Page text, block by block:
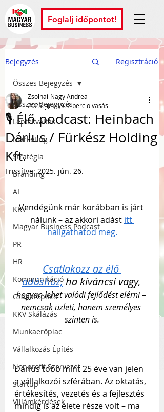
Foglalj időpontot!
Bejegyzés Regisztráció
Összes Bejegyzés
Léptékváltás
Marketing
Stratégia
Branding
AI
KKV
Magyar Business Podcast
PR
HR
Kommunikáció
Csapatépítés
KKV Skálázás
Munkaerőpiac
Vállalkozás Építés
Nonprofit Szervezet
Startup
Villámkérdések
Összes Bejegyzés
🎙️ Élő podcast: Heinbach
Dárius / Fürkész Holding
Kft.
Zsolnai-Nagy Andrea
2025. jún. 19.2 perc olvasás
Frissítve:2025. jún. 26.
Vendégünk már korábban is járt
nálunk – az akkori adást itt
hallgathatod meg.
Csatlakozz az élő
adáshoz, ha kíváncsi vagy,
hogyan lehet valódi fejlődést elérni –
nemcsak üzleti, hanem személyes
szinten is.
Dárius több mint 25 éve van jelen
a vállalkozói szférában. Az oktatás,
értékesítés, vezetés és a fejlesztés
mindig is az élete része volt – ma